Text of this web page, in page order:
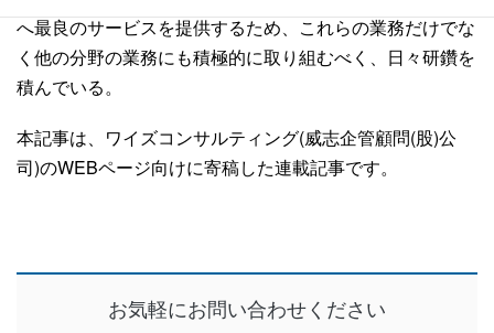
へ最良のサービスを提供するため、これらの業務だけでな
く他の分野の業務にも積極的に取り組むべく、日々研鑽を
積んでいる。
本記事は、ワイズコンサルティング(威志企管顧問(股)公
司)のWEBページ向けに寄稿した連載記事です。
お気軽にお問い合わせください